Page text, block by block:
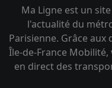
Ma Ligne est un
l'actualité du
Parisienne. Grâce
Île-de-France
en direct des